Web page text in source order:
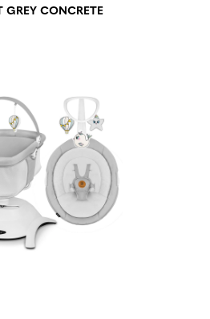
GREY CONCRETE